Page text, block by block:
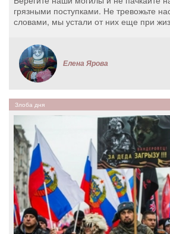
грязными поступками. Не тревожьте
словами, мы устали от них еще при
Елена Ярова
Злоба дня